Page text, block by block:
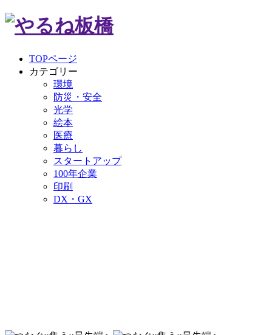
TOPページ
カテゴリー
環境
防災・安全
光学
絵本
医療
暮らし
スタートアップ
100年企業
印刷
DX・GX